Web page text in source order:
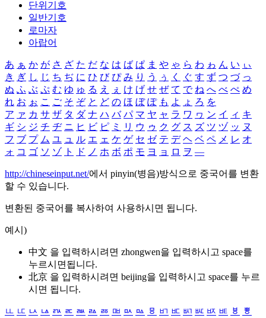
단위기호
일반기호
로마자
아랍어
あ ぁ か が さ ざ た だ な は ば ぱ ま や ゃ ら わ ゎ ん い ぃ
き ぎ し じ ち ぢ に ひ び ぴ み り う ぅ く ぐ す ず つ づ っ
ぬ ふ ぶ ぷ む ゆ ゅ る え ぇ け げ せ ぜ て で ね へ べ ぺ め
れ お ぉ こ ご そ ぞ と ど の ほ ぼ ぽ も よ ょ ろ を
ア ァ カ サ ザ タ ダ ナ ハ バ パ マ ヤ ャ ラ ワ ヮ ン イ ィ キ
ギ シ ジ チ ヂ ニ ヒ ビ ピ ミ リ ウ ゥ ク グ ス ズ ツ ヅ ッ ヌ
フ ブ プ ム ユ ュ ル エ ェ ケ ゲ セ ゼ テ デ ヘ ベ ペ メ レ オ
ォ コ ゴ ソ ゾ ト ド ノ ホ ボ ポ モ ヨ ョ ロ ヲ ―
http://chineseinput.net/에서 pinyin(병음)방식으로 중국어를 변환
할 수 있습니다.
변환된 중국어를 복사하여 사용하시면 됩니다.
예시)
中文 을 입력하시려면 zhongwen을 입력하시고 space를
누르시면됩니다.
北京 을 입력하시려면 beijing을 입력하시고 space를 누르
시면 됩니다.
ㅥ ㅦ ㅧ ㅨ ㅩ ㅪ ㅫ ㅬ ㅭ ㅮ ㅯ ㅰ ㅱ ㅲ ㅳ ㅴ ㅵ ㅶ ㅷ ㅸ
ㅹ